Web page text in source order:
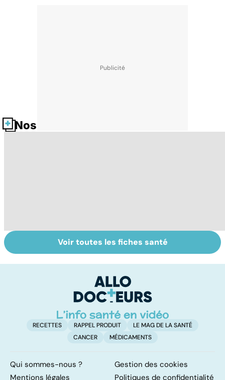
Nos fiches santé
AVC : quand le
cerveau fait une
Accident
vasculaire
également
touché
Voir toutes les fiches santé
RECETTES RAPPEL PRODUIT
LE MAG DE LA SANTÉ
CANCER
MÉDICAMENTS
Qui sommes-nous ?
Gestion des cookies
Mentions légales
Politiques de confidentialité